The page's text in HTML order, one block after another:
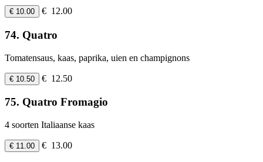
€ 10.00 € 12.00
74. Quatro
Tomatensaus, kaas, paprika, uien en champignons
€ 10.50 € 12.50
75. Quatro Fromagio
4 soorten Italiaanse kaas
€ 11.00 € 13.00